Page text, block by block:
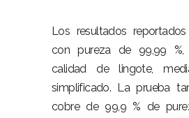
Los resultados
con pureza de 99,99 %,
calidad de lingote,
simplificado. La prueba
cobre de 99,9 % de